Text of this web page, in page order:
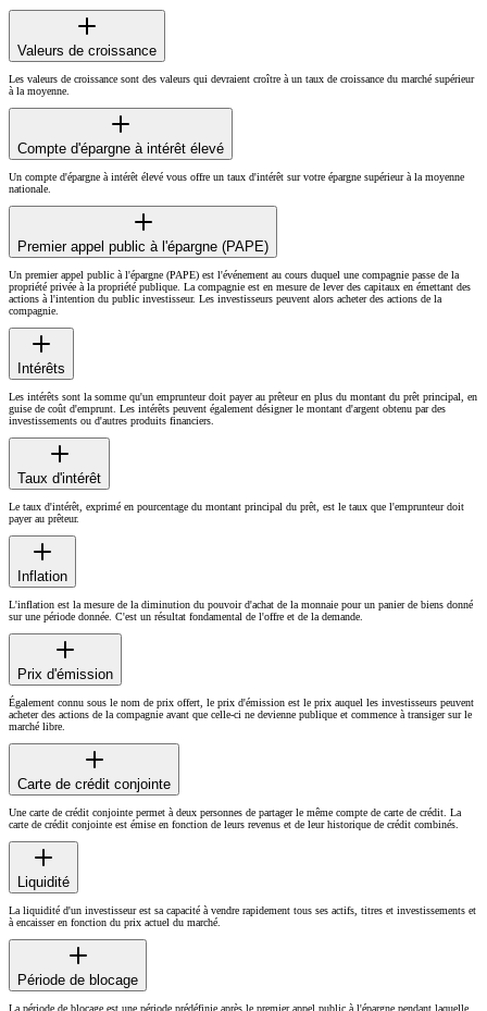
Valeurs de croissance
Les valeurs de croissance sont des valeurs qui devraient croître à un taux de croissance du marché supérieur
à la moyenne.
Compte d'épargne à intérêt élevé
Un compte d'épargne à intérêt élevé vous offre un taux d'intérêt sur votre épargne supérieur à la moyenne
nationale.
Premier appel public à l'épargne (PAPE)
Un premier appel public à l'épargne (PAPE) est l'événement au cours duquel une compagnie passe de la
propriété privée à la propriété publique. La compagnie est en mesure de lever des capitaux en émettant des
actions à l'intention du public investisseur. Les investisseurs peuvent alors acheter des actions de la
compagnie.
Intérêts
Les intérêts sont la somme qu'un emprunteur doit payer au prêteur en plus du montant du prêt principal, en
guise de coût d'emprunt. Les intérêts peuvent également désigner le montant d'argent obtenu par des
investissements ou d'autres produits financiers.
Taux d'intérêt
Le taux d'intérêt, exprimé en pourcentage du montant principal du prêt, est le taux que l'emprunteur doit
payer au prêteur.
Inflation
L'inflation est la mesure de la diminution du pouvoir d'achat de la monnaie pour un panier de biens donné
sur une période donnée. C'est un résultat fondamental de l'offre et de la demande.
Prix d'émission
Également connu sous le nom de prix offert, le prix d'émission est le prix auquel les investisseurs peuvent
acheter des actions de la compagnie avant que celle-ci ne devienne publique et commence à transiger sur le
marché libre.
Carte de crédit conjointe
Une carte de crédit conjointe permet à deux personnes de partager le même compte de carte de crédit. La
carte de crédit conjointe est émise en fonction de leurs revenus et de leur historique de crédit combinés.
Liquidité
La liquidité d'un investisseur est sa capacité à vendre rapidement tous ses actifs, titres et investissements et
à encaisser en fonction du prix actuel du marché.
Période de blocage
La période de blocage est une période prédéfinie après le premier appel public à l'épargne pendant laquelle